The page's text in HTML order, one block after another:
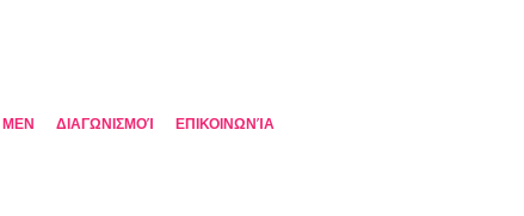
MEN ΔΙΑΓΩΝΙΣΜΟΊ ΕΠΙΚΟΙΝΩΝΊΑ